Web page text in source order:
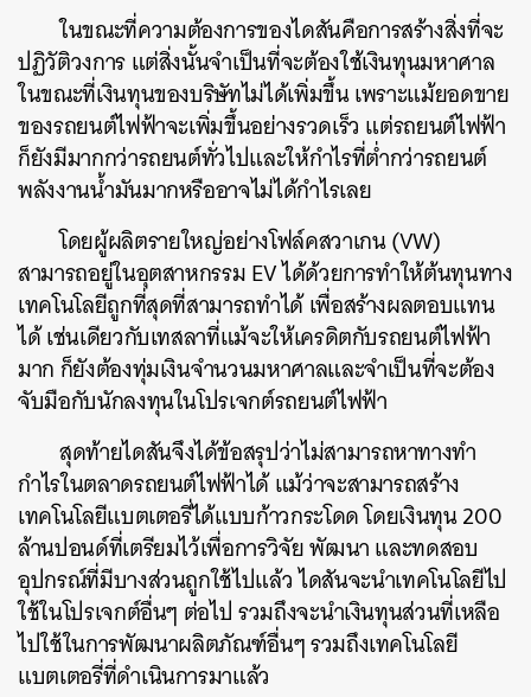
ในขณะที่ความต้องการของไดสันคือการสร้างสิ่งที่จะ
ปฏิวัติวงการ แต่สิ่งนั้นจำเป็นที่จะต้องใช้เงินทุนมหาศาล
ในขณะที่เงินทุนของบริษัทไม่ได้เพิ่มขึ้น เพราะแม้ยอดขาย
ของรถยนต์ไฟฟ้าจะเพิ่มขึ้นอย่างรวดเร็ว แต่รถยนต์ไฟฟ้า
ก็ยังมีมากกว่ารถยนต์ทั่วไปและให้กำไรที่ต่ำกว่ารถยนต์
พลังงานน้ำมันมากหรืออาจไม่ได้กำไรเลย
โดยผู้ผลิตรายใหญ่อย่างโฟล์คสวาเกน (VW)
สามารถอยู่ในอุตสาหกรรม EV ได้ด้วยการทำให้ต้นทุนทาง
เทคโนโลยีถูกที่สุดที่สามารถทำได้ เพื่อสร้างผลตอบแทน
ได้ เช่นเดียวกับเทสลาที่แม้จะให้เครดิตกับรถยนต์ไฟฟ้า
มาก ก็ยังต้องทุ่มเงินจำนวนมหาศาลและจำเป็นที่จะต้อง
จับมือกับนักลงทุนในโปรเจกต์รถยนต์ไฟฟ้า
สุดท้ายไดสันจึงได้ข้อสรุปว่าไม่สามารถหาทางทำ
กำไรในตลาดรถยนต์ไฟฟ้าได้ แม้ว่าจะสามารถสร้าง
เทคโนโลยีแบตเตอรี่ได้แบบก้าวกระโดด โดยเงินทุน 200
ล้านปอนด์ที่เตรียมไว้เพื่อการวิจัย พัฒนา และทดสอบ
อุปกรณ์ที่มีบางส่วนถูกใช้ไปแล้ว ไดสันจะนำเทคโนโลยีไป
ใช้ในโปรเจกต์อื่นๆ ต่อไป รวมถึงจะนำเงินทุนส่วนที่เหลือ
ไปใช้ในการพัฒนาผลิตภัณฑ์อื่นๆ รวมถึงเทคโนโลยี
แบตเตอรี่ที่ดำเนินการมาแล้ว
ค้นหา
SHARE